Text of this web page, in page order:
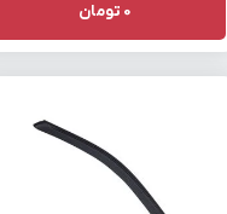
0 تومان